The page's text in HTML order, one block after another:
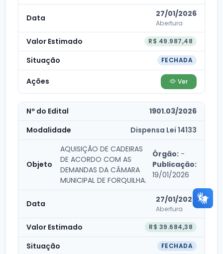
27/01/2026
Abertura
R$ 49.987,48
FECHADA
Ver
1901.03/2026
Dispensa Lei 14133
AQUISIÇÃO DE CADEIRAS
DE ACORDO COM AS
DEMANDAS DA CÂMARA
MUNICIPAL DE FORQUILHA.
Órgão: -
Publicação:
19/01/2026
27/01/2026
Abertura
R$ 39.684,38
FECHADA